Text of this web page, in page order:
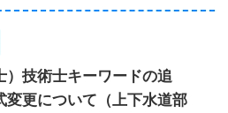
）技術士キーワードの追
変更について（上下水道部